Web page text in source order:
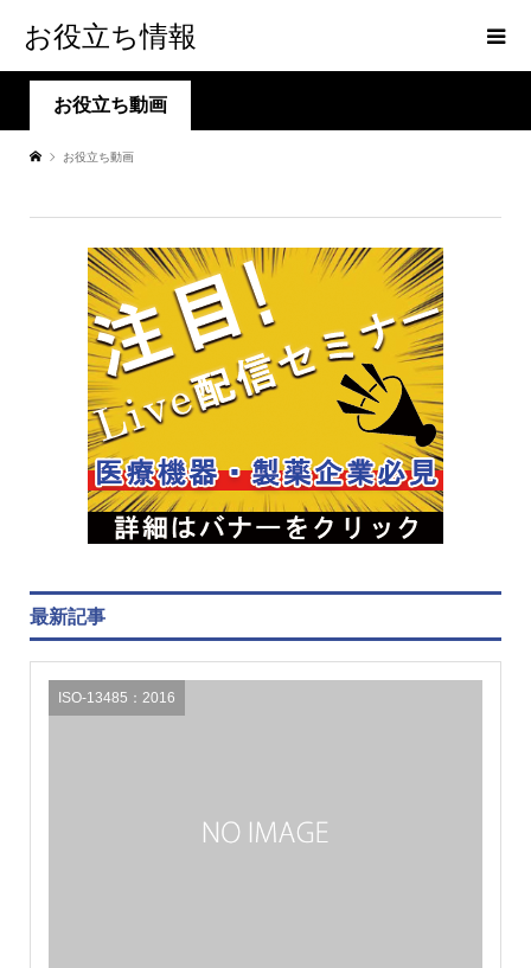
お役立ち情報
お役立ち動画
お役立ち動画
最新記事
ISO-13485：2016